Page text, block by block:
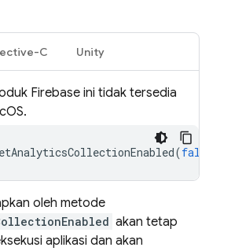
C Unity
Firebase ini tidak tersedia
(false
oleh metode
akan tetap
aplikasi dan akan